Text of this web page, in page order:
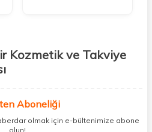
Kozmetik ve Takviye
gıda ürünlerini sizlerle
dolaşmanıza gerek yok;
altında topluyor ve kapınıza kadar
Aboneliği
olmak için e-bültenimize abone
olun!